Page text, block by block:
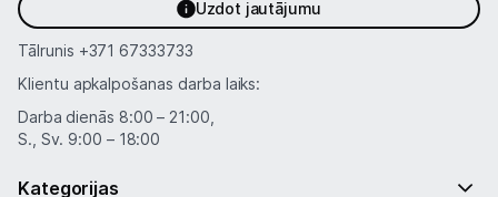
Uzdot jautājumu
Tālrunis +371 67333733
Klientu apkalpošanas darba laiks:
Darba dienās 8:00 – 21:00,
S., Sv. 9:00 – 18:00
Kategorijas